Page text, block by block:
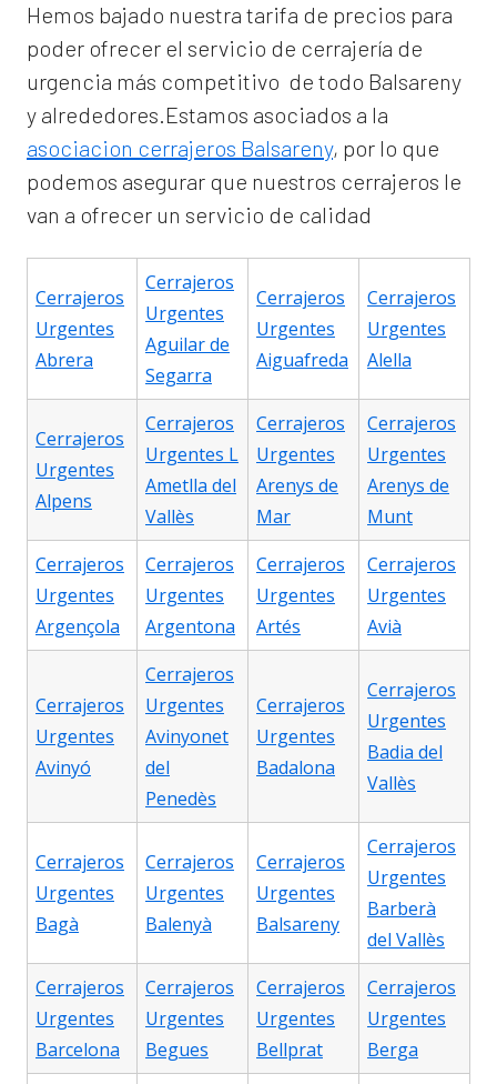
Hemos bajado nuestra tarifa de precios para
poder ofrecer el servicio de cerrajería de
urgencia más competitivo de todo Balsareny
y alrededores.Estamos asociados a la
asociacion cerrajeros Balsareny, por lo que
podemos asegurar que nuestros cerrajeros le
van a ofrecer un servicio de calidad
Cerrajeros
Urgentes
Abrera
Cerrajeros
Urgentes
Aguilar de
Segarra
Cerrajeros
Urgentes
Aiguafreda
Cerrajeros
Urgentes
Alella
Cerrajeros
Urgentes
Alpens
Cerrajeros
Urgentes L
Ametlla del
Vallès
Cerrajeros
Urgentes
Arenys de
Mar
Cerrajeros
Urgentes
Arenys de
Munt
Cerrajeros
Urgentes
Argençola
Cerrajeros
Urgentes
Argentona
Cerrajeros
Urgentes
Artés
Cerrajeros
Urgentes
Avià
Cerrajeros
Urgentes
Avinyó
Cerrajeros
Urgentes
Avinyonet
del
Penedès
Cerrajeros
Urgentes
Badalona
Cerrajeros
Urgentes
Badia del
Vallès
Cerrajeros
Urgentes
Bagà
Cerrajeros
Urgentes
Balenyà
Cerrajeros
Urgentes
Balsareny
Cerrajeros
Urgentes
Barberà
del Vallès
Cerrajeros
Urgentes
Barcelona
Cerrajeros
Urgentes
Begues
Cerrajeros
Urgentes
Bellprat
Cerrajeros
Urgentes
Berga